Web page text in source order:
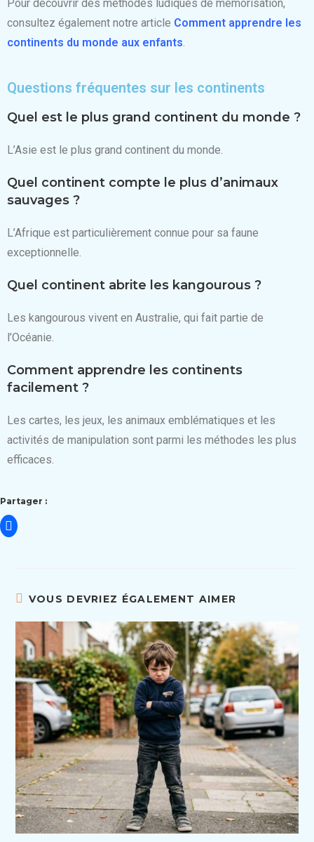
Pour découvrir des méthodes ludiques de mémorisation,
consultez également notre article Comment apprendre les
continents du monde aux enfants.
Questions fréquentes sur les continents
Quel est le plus grand continent du monde ?
L’Asie est le plus grand continent du monde.
Quel continent compte le plus d’animaux
sauvages ?
L’Afrique est particulièrement connue pour sa faune
exceptionnelle.
Quel continent abrite les kangourous ?
Les kangourous vivent en Australie, qui fait partie de
l’Océanie.
Comment apprendre les continents
facilement ?
Les cartes, les jeux, les animaux emblématiques et les
activités de manipulation sont parmi les méthodes les plus
efficaces.
Partager :
VOUS DEVRIEZ ÉGALEMENT AIMER